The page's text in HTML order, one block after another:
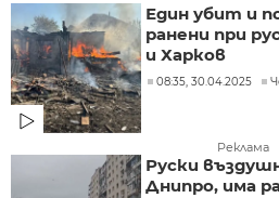
Един убит и
ранени при
и Харков
08:35, 30.04.2025
Реклама
Руски
Днипро, има